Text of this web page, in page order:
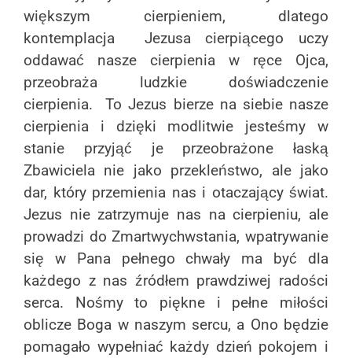
większym cierpieniem, dlatego
kontemplacja Jezusa cierpiącego uczy
oddawać nasze cierpienia w ręce Ojca,
przeobraża ludzkie doświadczenie
cierpienia. To Jezus bierze na siebie nasze
cierpienia i dzięki modlitwie jesteśmy w
stanie przyjąć je przeobrażone łaską
Zbawiciela nie jako przekleństwo, ale jako
dar, który przemienia nas i otaczający świat.
Jezus nie zatrzymuje nas na cierpieniu, ale
prowadzi do Zmartwychwstania, wpatrywanie
się w Pana pełnego chwały ma być dla
każdego z nas źródłem prawdziwej radości
serca. Nośmy to piękne i pełne miłości
oblicze Boga w naszym sercu, a Ono będzie
pomagało wypełniać każdy dzień pokojem i